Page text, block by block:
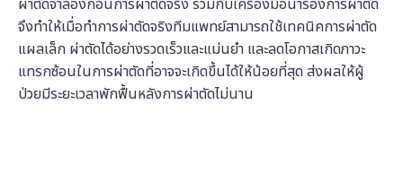
ผ่าตัดจำลองก่อนการผ่าตัดจริง ร่วมกับเครื่องมือนำร่องการผ่าตัด
จึงทำให้เมื่อทำการผ่าตัดจริงทีมแพทย์สามารถใช้เทคนิคการผ่าตัด
แผลเล็ก ผ่าตัดได้อย่างรวดเร็วและแม่นยำ และลดโอกาสเกิดภาวะ
แทรกซ้อนในการผ่าตัดที่อาจจะเกิดขึ้นได้ให้น้อยที่สุด ส่งผลให้ผู้
ป่วยมีระยะเวลาพักฟื้นหลังการผ่าตัดไม่นาน